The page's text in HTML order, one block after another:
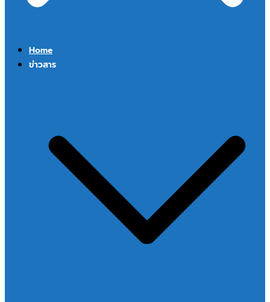
Home
ข่าวสาร